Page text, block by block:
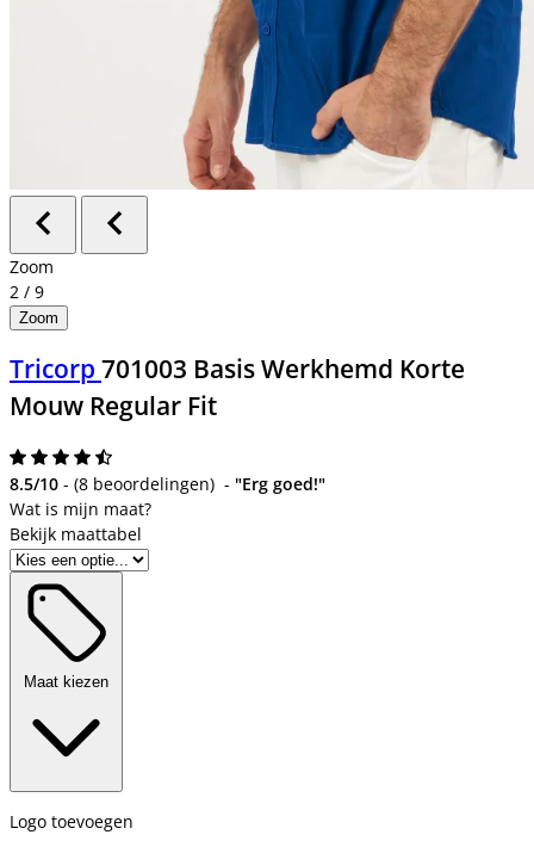
Zoom
2 / 9
Zoom
Tricorp 701003 Basis Werkhemd Korte
Mouw Regular Fit
8.5/10 - (8 beoordelingen) - "Erg goed!"
Bekijk maattabel
Maat kiezen
Logo toevoegen